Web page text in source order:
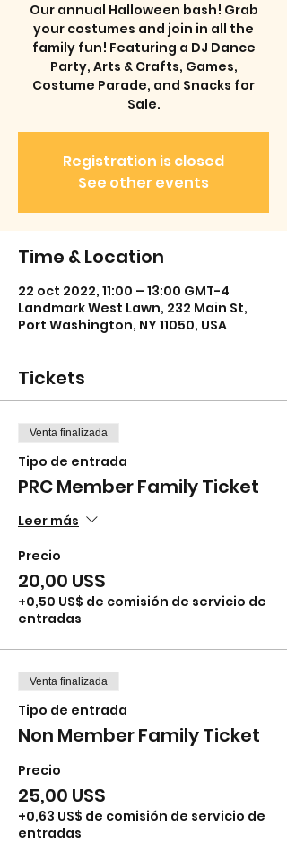
Our annual Halloween bash! Grab
your costumes and join in all the
family fun! Featuring a DJ Dance
Party, Arts & Crafts, Games,
Costume Parade, and Snacks for
Sale.
Registration is closed
See other events
Time & Location
22 oct 2022, 11:00 – 13:00 GMT-4
Landmark West Lawn, 232 Main St,
Port Washington, NY 11050, USA
Tickets
Venta finalizada
Tipo de entrada
PRC Member Family Ticket
Leer más
Precio
20,00 US$
+0,50 US$ de comisión de servicio de
entradas
Venta finalizada
Tipo de entrada
Non Member Family Ticket
Precio
25,00 US$
+0,63 US$ de comisión de servicio de
entradas